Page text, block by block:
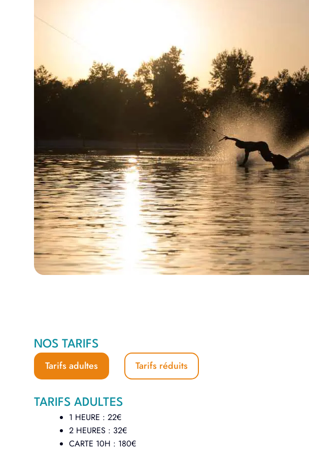
NOS TARIFS
Tarifs adultes Tarifs réduits
TARIFS ADULTES
1 HEURE : 22€
2 HEURES : 32€
CARTE 10H : 180€